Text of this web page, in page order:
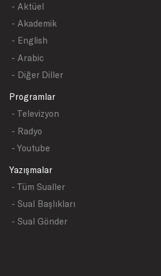
- Aktüel
- Akademik
- English
- Arabic
- Diğer Diller
Programlar
- Televizyon
- Radyo
- Youtube
Yazışmalar
- Tüm Sualler
- Sual Başlıkları
- Sual Gönder